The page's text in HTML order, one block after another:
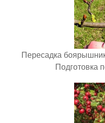
Пересадка
Подготовка